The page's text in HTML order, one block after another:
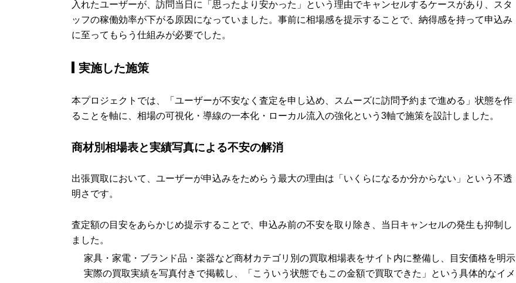
入れたユーザーが、訪問当日に「思ったより安かった」という理由でキャンセルするケースがあり、スタ
ッフの稼働効率が下がる原因になっていました。事前に相場感を提示することで、納得感を持って申込み
に至ってもらう仕組みが必要でした。
実施した施策
本プロジェクトでは、「ユーザーが不安なく査定を申し込め、スムーズに訪問予約まで進める」状態を作
ることを軸に、相場の可視化・導線の一本化・ローカル流入の強化という3軸で施策を設計しました。
商材別相場表と実績写真による不安の解消
出張買取において、ユーザーが申込みをためらう最大の理由は「いくらになるか分からない」という不透
明さです。
査定額の目安をあらかじめ提示することで、申込み前の不安を取り除き、当日キャンセルの発生も抑制し
ました。
家具・家電・ブランド品・楽器など商材カテゴリ別の買取相場表をサイト内に整備し、目安価格を明示
実際の買取実績を写真付きで掲載し、「こういう状態でもこの金額で買取できた」という具体的なイメ